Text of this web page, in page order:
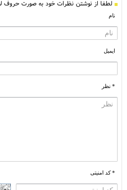
لطفا از نوشتن نظرات خود به صورت حروف
نام
ایمیل
* نظر
* کد امنیتی